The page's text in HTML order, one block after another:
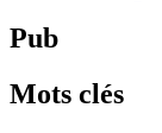
Pub
Mots clés